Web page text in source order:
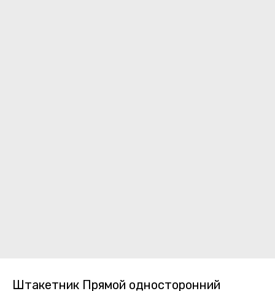
Штакетник Прямой односторонний